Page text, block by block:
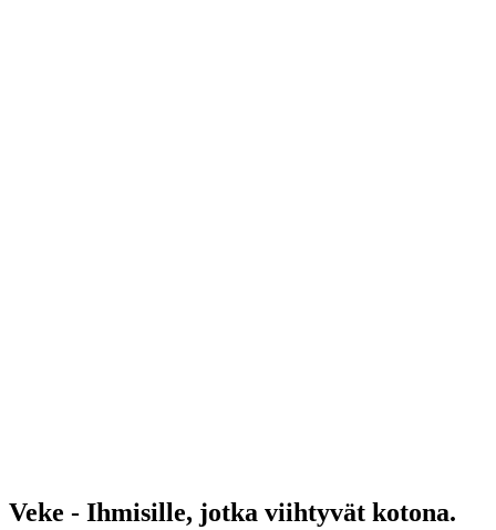
Veke - Ihmisille, jotka viihtyvät kotona.